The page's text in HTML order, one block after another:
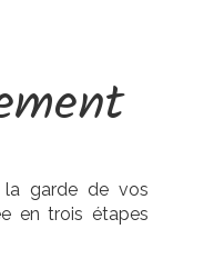
garde de vos
en trois étapes